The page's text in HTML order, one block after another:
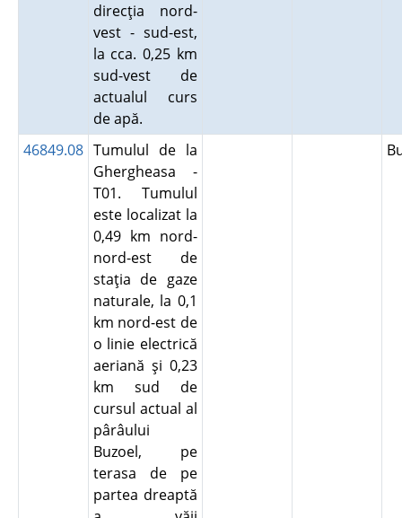
direcţia nord-
vest - sud-est,
la cca. 0,25 km
sud-vest de
actualul curs
de apă.
46849.08 Tumulul de la
Ghergheasa -
T01. Tumulul
este localizat la
0,49 km nord-
nord-est de
staţia de gaze
naturale, la 0,1
km nord-est de
o linie electrică
aeriană şi 0,23
km sud de
cursul actual al
pârâului
Buzoel, pe
terasa de pe
partea dreaptă